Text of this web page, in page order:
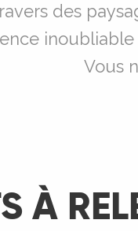
des
Vous
À